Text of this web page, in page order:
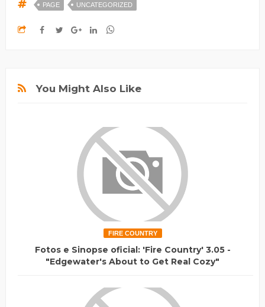
PAGE UNCATEGORIZED
You Might Also Like
FIRE COUNTRY
Fotos e Sinopse oficial: 'Fire Country' 3.05 -
"Edgewater's About to Get Real Cozy"